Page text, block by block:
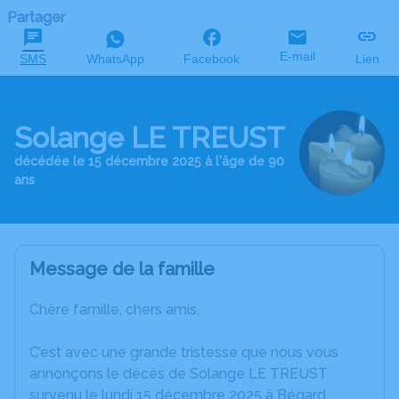
Partager
SMS WhatsApp Facebook E-mail Lien
Solange LE TREUST
décédée le 15 décembre 2025 à l'âge de 90
ans
Message de la famille
Chère famille, chers amis,
C’est avec une grande tristesse que nous vous
annonçons le décès de Solange LE TREUST
survenu le lundi 15 décembre 2025 à Bégard.